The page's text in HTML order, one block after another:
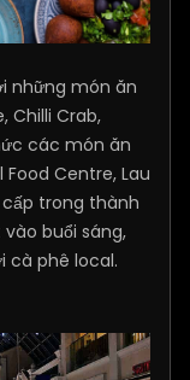
những món ăn
Chilli Crab,
các món ăn
Centre, Lau
trong thành
buổi sáng,
cà phê local.